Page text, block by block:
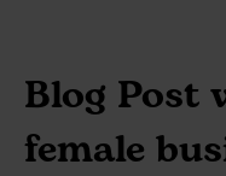
Blog Post
female